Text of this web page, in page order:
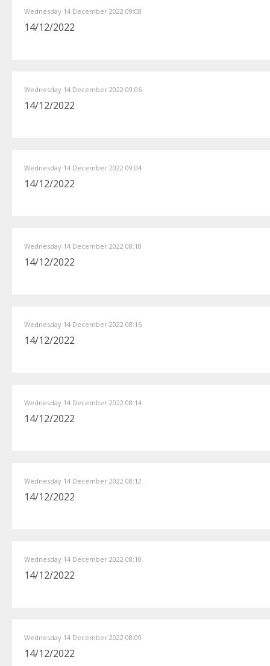
Wednesday 14 December 2022 09:08
14/12/2022
Wednesday 14 December 2022 09:06
14/12/2022
Wednesday 14 December 2022 09:04
14/12/2022
Wednesday 14 December 2022 08:18
14/12/2022
Wednesday 14 December 2022 08:16
14/12/2022
Wednesday 14 December 2022 08:14
14/12/2022
Wednesday 14 December 2022 08:12
14/12/2022
Wednesday 14 December 2022 08:10
14/12/2022
Wednesday 14 December 2022 08:09
14/12/2022